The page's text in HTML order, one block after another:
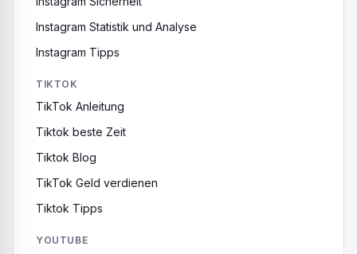
Instagram Statistik und Analyse
Instagram Tipps
TIKTOK
TikTok Anleitung
Tiktok beste Zeit
Tiktok Blog
TikTok Geld verdienen
Tiktok Tipps
YOUTUBE